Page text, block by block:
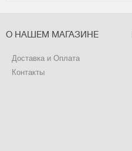
О НАШЕМ МАГАЗИНЕ
Доставка и Оплата
Контакты